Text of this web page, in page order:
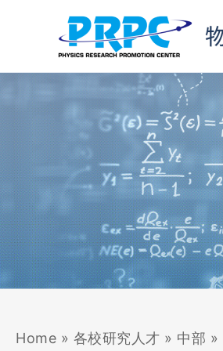
內
容
Home » 各校研究人才 » 中部 »